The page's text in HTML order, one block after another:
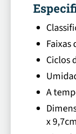
Faixas
Ciclos
A
x